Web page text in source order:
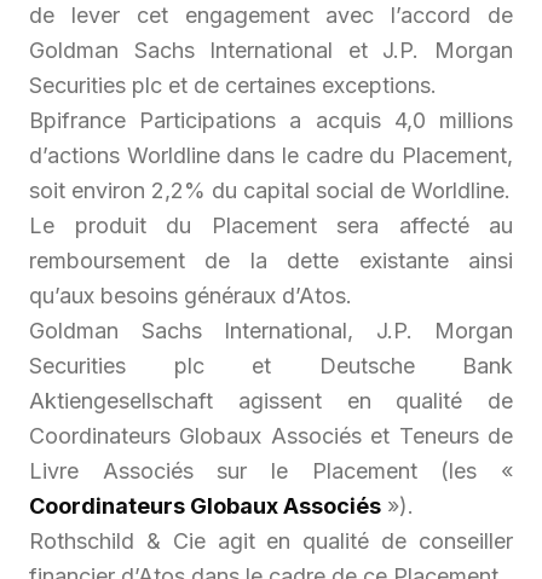
de lever cet engagement avec l’accord de
Goldman Sachs International et J.P. Morgan
Securities plc et de certaines exceptions.
Bpifrance Participations a acquis 4,0 millions
d’actions Worldline dans le cadre du Placement,
soit environ 2,2% du capital social de Worldline.
Le produit du Placement sera affecté au
remboursement de la dette existante ainsi
qu’aux besoins généraux d’Atos.
Goldman Sachs International, J.P. Morgan
Securities plc et Deutsche Bank
Aktiengesellschaft agissent en qualité de
Coordinateurs Globaux Associés et Teneurs de
Livre Associés sur le Placement (les «
Coordinateurs Globaux Associés »).
Rothschild & Cie agit en qualité de conseiller